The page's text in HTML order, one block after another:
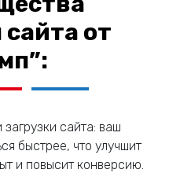
от
сайта: ваш
быстрее, что улучшит
и повысит конверсию.